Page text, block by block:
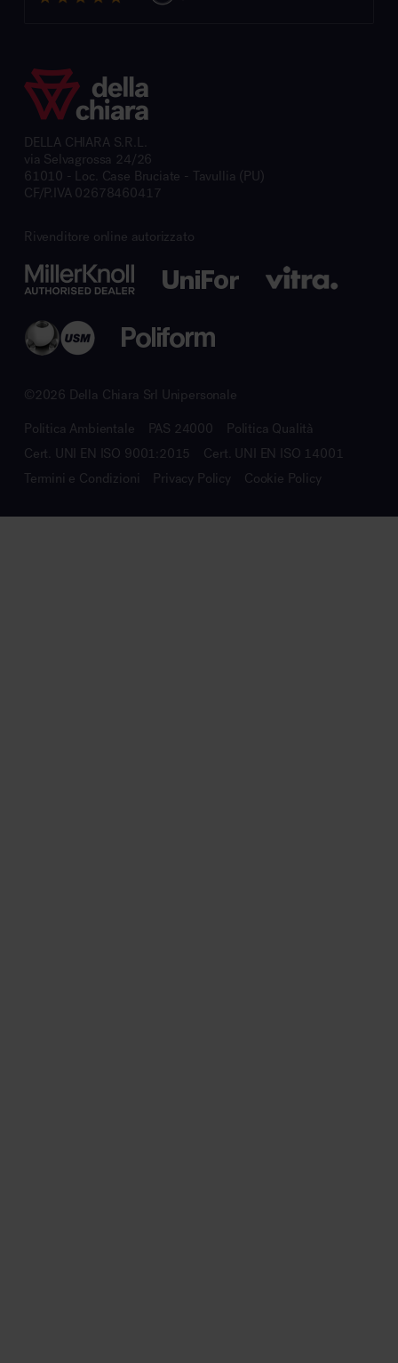
DELLA CHIARA S.R.L.
via Selvagrossa 24/26
61010 - Loc. Case Bruciate - Tavullia (PU)
CF/P.IVA 02678460417
Rivenditore online autorizzato
©2026 Della Chiara Srl Unipersonale
Politica Ambientale PAS 24000
Politica Qualità
Cert. UNI EN ISO 9001:2015
Cert. UNI EN ISO 14001
Termini e Condizioni
Privacy Policy Cookie Policy